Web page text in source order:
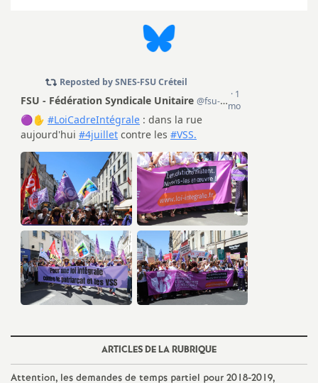
g
é
O
r
l
é
a
ARTICLES DE LA RUBRIQUE
Attention, les demandes de temps partiel pour 2018-2019,